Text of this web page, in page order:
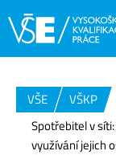
VŠE
VŠKP
Spotřebitel v
využívání jejich